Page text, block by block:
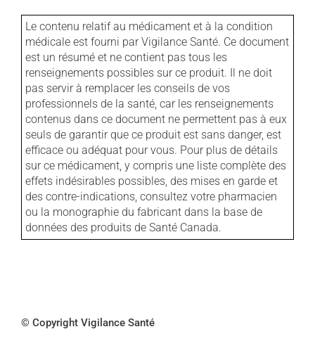
Le contenu relatif au médicament et à la condition
médicale est fourni par Vigilance Santé. Ce document
est un résumé et ne contient pas tous les
renseignements possibles sur ce produit. Il ne doit
pas servir à remplacer les conseils de vos
professionnels de la santé, car les renseignements
contenus dans ce document ne permettent pas à eux
seuls de garantir que ce produit est sans danger, est
efficace ou adéquat pour vous. Pour plus de détails
sur ce médicament, y compris une liste complète des
effets indésirables possibles, des mises en garde et
des contre-indications, consultez votre pharmacien
ou la monographie du fabricant dans la base de
données des produits de Santé Canada.
© Copyright Vigilance Santé